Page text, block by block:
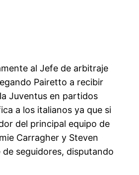
al Jefe de arbitraje
Pairetto a recibir
Juventus en partidos
a los italianos ya que si
del principal equipo de
Carragher y Steven
seguidores, disputando